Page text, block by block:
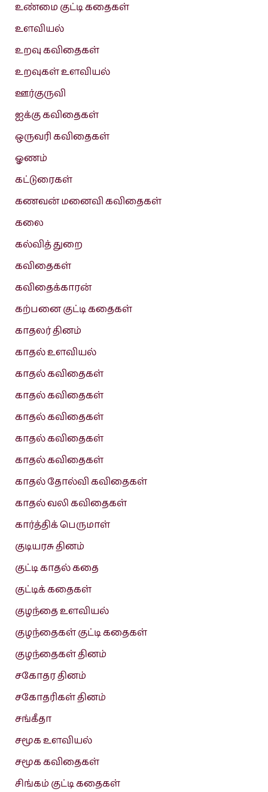
உண்மை குட்டி கதைகள்
உளவியல்
உறவு கவிதைகள்
உறவுகள் உளவியல்
ஊர்குருவி
ஐக்கு கவிதைகள்
ஒருவரி கவிதைகள்
ஓணம்
கட்டுரைகள்
கணவன் மனைவி கவிதைகள்
கலை
கல்வித் துறை
கவிதைகள்
கவிதைக்காரன்
கற்பனை குட்டி கதைகள்
காதலர் தினம்
காதல் உளவியல்
காதல் கவிதைகள்
காதல் கவிதைகள்
காதல் கவிதைகள்
காதல் கவிதைகள்
காதல் கவிதைகள்
காதல் தோல்வி கவிதைகள்
காதல் வலி கவிதைகள்
கார்த்திக் பெருமாள்
குடியரசு தினம்
குட்டி காதல் கதை
குட்டிக் கதைகள்
குழந்தை உளவியல்
குழந்தைகள் குட்டி கதைகள்
குழந்தைகள் தினம்
சகோதர தினம்
சகோதரிகள் தினம்
சங்கீதா
சமூக உளவியல்
சமூக கவிதைகள்
சிங்கம் குட்டி கதைகள்